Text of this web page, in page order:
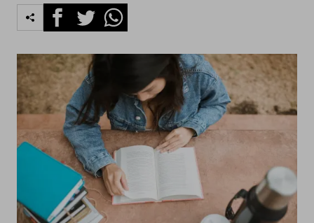
FacebookTwitterWhatsapp